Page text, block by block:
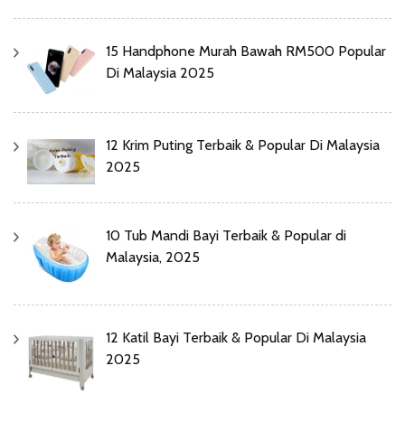
15 Handphone Murah Bawah RM500 Popular
Di Malaysia 2025
12 Krim Puting Terbaik & Popular Di Malaysia
2025
10 Tub Mandi Bayi Terbaik & Popular di
Malaysia, 2025
12 Katil Bayi Terbaik & Popular Di Malaysia
2025